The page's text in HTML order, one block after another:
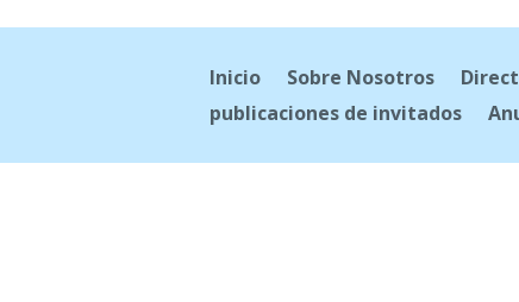
Inicio Sobre Nosotros
publicaciones de invitados